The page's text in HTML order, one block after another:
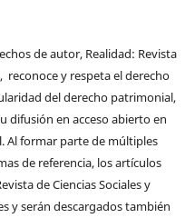
de autor, Realidad: Revista
reconoce y respeta el derecho
del derecho patrimonial,
difusión en acceso abierto en
Al formar parte de múltiples
de referencia, los artículos
de Ciencias Sociales y
y serán descargados también